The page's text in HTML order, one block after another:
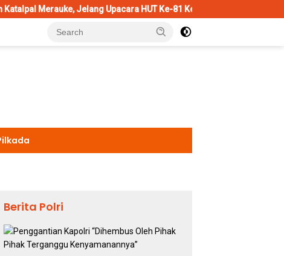
Upacara HUT Ke-81 Kemerdekaan RI
Berita Polri